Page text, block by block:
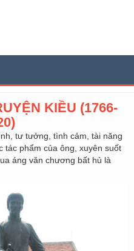
KIỀU (1766-
tư tưởng, tình cảm, tài năng
tác phẩm của ông, xuyên suốt
áng văn chương bất hủ là